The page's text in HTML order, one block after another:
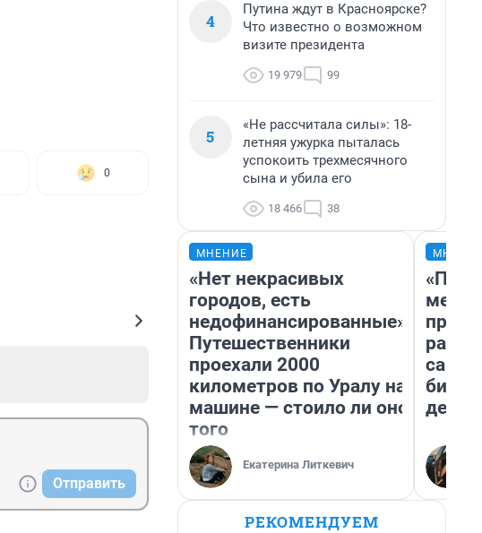
0
Отправить
4
Путина ждут в Красноярске?
Что известно о возможном
визите президента
19 979 99
5
«Не рассчитала силы»: 18-
летняя ужурка пыталась
успокоить трехмесячного
сына и убила его
18 466 38
МНЕНИЕ
«Нет некрасивых
городов, есть
недофинансированные».
Путешественники
проехали 2000
километров по Уралу на
машине — стоило ли оно
того
Екатерина Литкевич
РЕКОМЕНДУЕМ